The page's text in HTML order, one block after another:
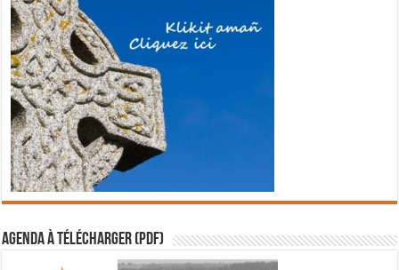
Agenda à télécharger (PDF)